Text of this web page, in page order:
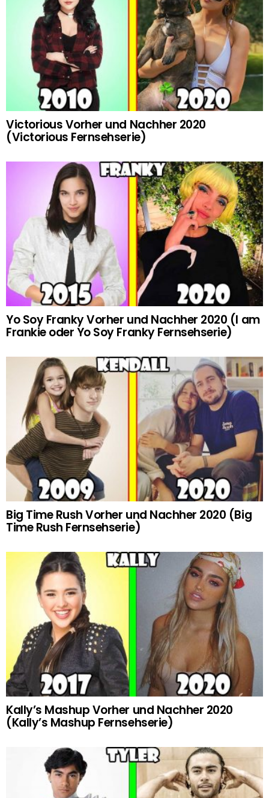
Victorious Vorher und Nachher 2020
(Victorious Fernsehserie)
Yo Soy Franky Vorher und Nachher 2020 (I am
Frankie oder Yo Soy Franky Fernsehserie)
Big Time Rush Vorher und Nachher 2020 (Big
Time Rush Fernsehserie)
Kally’s Mashup Vorher und Nachher 2020
(Kally’s Mashup Fernsehserie)